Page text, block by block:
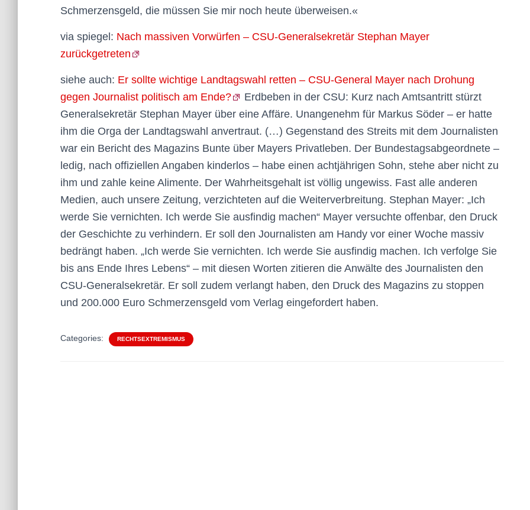
Schmerzensgeld, die müssen Sie mir noch heute überweisen.«
via spiegel: Nach massiven Vorwürfen – CSU-Generalsekretär Stephan Mayer
zurückgetreten
siehe auch: Er sollte wichtige Landtagswahl retten – CSU-General Mayer nach Drohung
gegen Journalist politisch am Ende?
Erdbeben in der CSU: Kurz nach Amtsantritt stürzt
Generalsekretär Stephan Mayer über eine Affäre. Unangenehm für Markus Söder – er hatte
ihm die Orga der Landtagswahl anvertraut. (…) Gegenstand des Streits mit dem Journalisten
war ein Bericht des Magazins Bunte über Mayers Privatleben. Der Bundestagsabgeordnete –
ledig, nach offiziellen Angaben kinderlos – habe einen achtjährigen Sohn, stehe aber nicht zu
ihm und zahle keine Alimente. Der Wahrheitsgehalt ist völlig ungewiss. Fast alle anderen
Medien, auch unsere Zeitung, verzichteten auf die Weiterverbreitung. Stephan Mayer: „Ich
werde Sie vernichten. Ich werde Sie ausfindig machen“ Mayer versuchte offenbar, den Druck
der Geschichte zu verhindern. Er soll den Journalisten am Handy vor einer Woche massiv
bedrängt haben. „Ich werde Sie vernichten. Ich werde Sie ausfindig machen. Ich verfolge Sie
bis ans Ende Ihres Lebens“ – mit diesen Worten zitieren die Anwälte des Journalisten den
CSU-Generalsekretär. Er soll zudem verlangt haben, den Druck des Magazins zu stoppen
und 200.000 Euro Schmerzensgeld vom Verlag eingefordert haben.
Categories: RECHTSEXTREMISMUS